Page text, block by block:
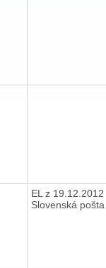
EL z 19.12.2012
Slovenská pošta